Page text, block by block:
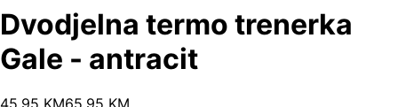
Dvodjelna termo trenerka
Gale - antracit